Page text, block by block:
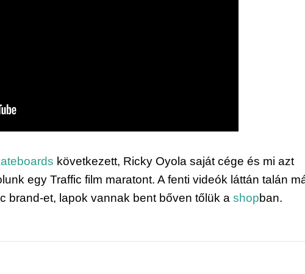
következett, Ricky Oyola saját cége és mi azt
egy Traffic film maratont. A fenti videók láttán talán
brand-et, lapok vannak bent bőven tőlük a shopban.